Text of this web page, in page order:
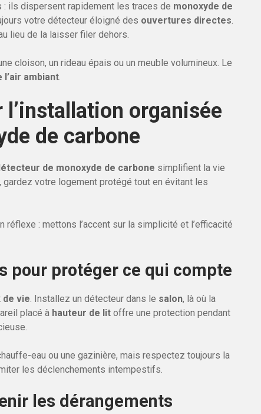
ils dispersent rapidement les traces de monoxyde de
votre détecteur éloigné des ouvertures directes.
lieu de la laisser filer dehors.
cloison, un rideau épais ou un meuble volumineux. Le
ambiant.
organisée
de carbone
de monoxyde de carbone simplifient la vie
votre logement protégé tout en évitant les
: mettons l’accent sur la simplicité et l’efficacité
pour protéger ce qui compte
de vie. Installez un détecteur dans le salon, là où la
placé à hauteur de lit offre une protection pendant
eau ou une gazinière, mais respectez toujours la
les déclenchements intempestifs.
les dérangements